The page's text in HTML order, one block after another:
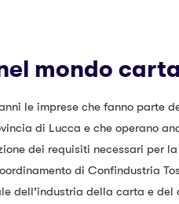
mondo
le imprese che fanno parte
di Lucca e che operano
dei requisiti necessari per
di Confindustria
dell’industria della carta e